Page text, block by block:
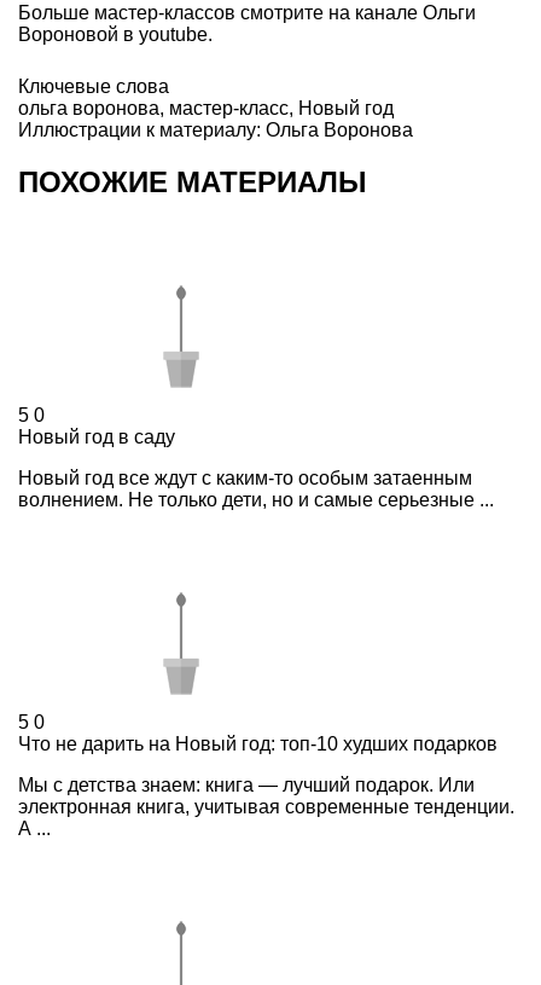
Больше мастер-классов смотрите на канале Ольги
Вороновой в youtube.
Ключевые слова
ольга воронова, мастер-класс, Новый год
Иллюстрации к материалу: Ольга Воронова
ПОХОЖИЕ МАТЕРИАЛЫ
5 0
Новый год в саду
Новый год все ждут с каким-то особым затаенным
волнением. Не только дети, но и самые серьезные ...
5 0
Что не дарить на Новый год: топ-10 худших подарков
Мы с детства знаем: книга — лучший подарок. Или
электронная книга, учитывая современные тенденции.
А ...